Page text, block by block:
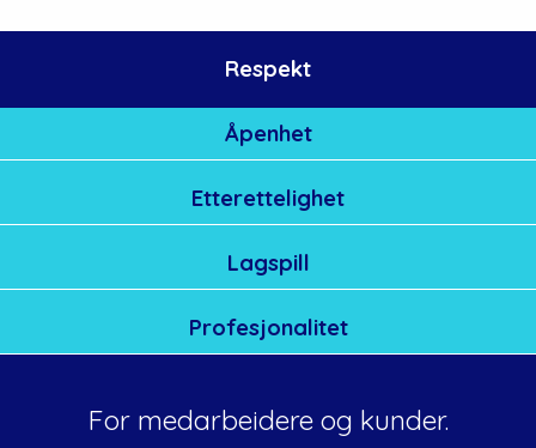
Respekt
Åpenhet
Etterettelighet
Lagspill
Profesjonalitet
For medarbeidere og kunder.